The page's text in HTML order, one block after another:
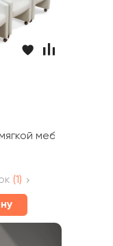
мебели Бэлла
(1)